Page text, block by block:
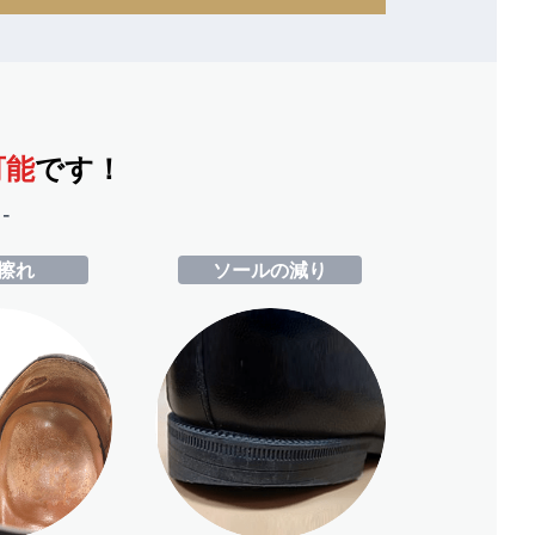
です！
-
れ ソールの減り